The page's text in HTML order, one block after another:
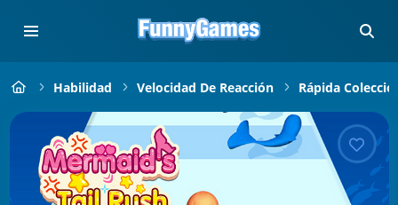
Habilidad Velocidad De Reacción Rápida